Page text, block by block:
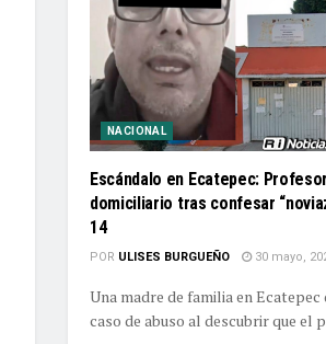
NACIONAL
Escándalo en Ecatepec:
domiciliario tras confesar
14
POR ULISES BURGUEÑO 30 mayo,
Una madre de familia en
caso de abuso al descubrir que el